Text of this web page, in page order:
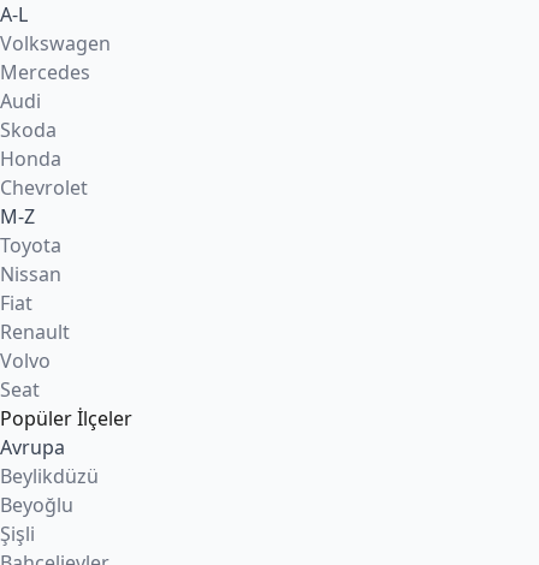
A-L
Volkswagen
Mercedes
Audi
Skoda
Honda
Chevrolet
M-Z
Toyota
Nissan
Fiat
Renault
Volvo
Seat
Popüler İlçeler
Avrupa
Beylikdüzü
Beyoğlu
Şişli